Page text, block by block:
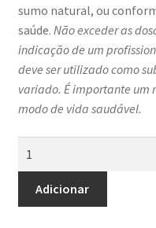
sumo natural, ou
saúde. Não exceder as
indicação de um
deve ser utilizado como
variado. É importante um
modo de vida saudável.
GoldCOLESTOL
Adicionar